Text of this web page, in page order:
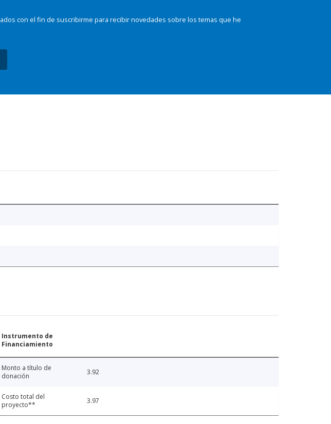
con el fin de suscribirme para recibir novedades sobre los temas que he
Instrumento de
Financiamiento
Monto a título de
donación
3.92
Costo total del
proyecto**
3.97